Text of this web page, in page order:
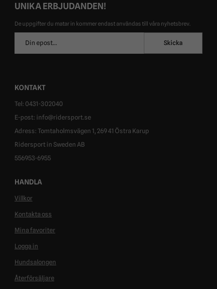
UNIKA ERBJUDANDEN!
De uppgifter du matar in kommer endast användas till våra nyhetsbrev.
postadress
Skicka
KONTAKT
Tel: 0431-302040
E-post: info@ridersport.se
Adress: Tomtaholmsvägen 1, 269 41 Östra Karup
Ridersport in Sweden AB
556953-6955
HANDLA
Villkor
Kontakta oss
Mina favoriter
Logga in
Hundsalongen
Återförsäljare